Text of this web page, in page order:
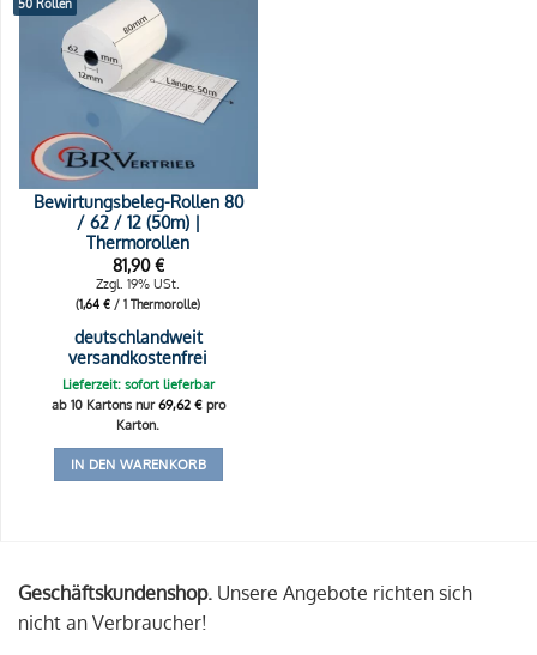
50 Rollen
Bewirtungsbeleg-Rollen 80
/ 62 / 12 (50m) |
Thermorollen
81,90€
Zzgl. 19% USt.
(1,64€ / 1 Thermorolle)
deutschlandweit
versandkostenfrei
Lieferzeit: sofort lieferbar
ab 10 Kartons nur69,62 €pro
Karton.
IN DEN WARENKORB
Geschäftskundenshop. Unsere Angebote richten sich
nicht an Verbraucher!